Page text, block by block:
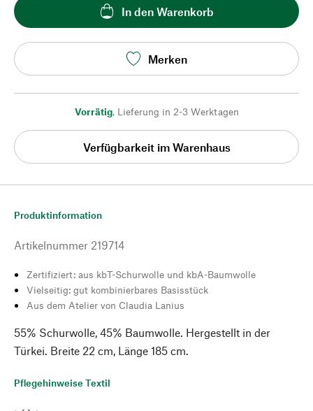
In den Warenkorb
Merken
Vorrätig, Lieferung in 2-3 Werktagen
Verfügbarkeit im Warenhaus
Produktinformation
Artikelnummer 219714
Zertifiziert: aus kbT-Schurwolle und kbA-Baumwolle
Vielseitig: gut kombinierbares Basisstück
Aus dem Atelier von Claudia Lanius
55% Schurwolle, 45% Baumwolle. Hergestellt in der
Türkei. Breite 22 cm, Länge 185 cm.
Pflegehinweise Textil